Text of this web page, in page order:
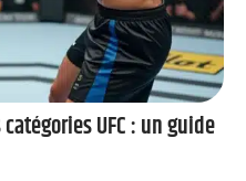
UFC : un guide